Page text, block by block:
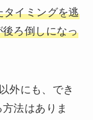
タイミングを逃
ろ倒しになっ
外にも、でき
法はありま